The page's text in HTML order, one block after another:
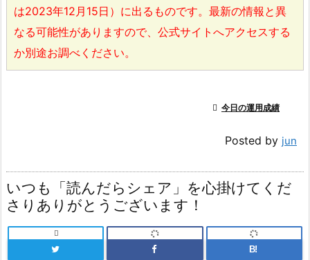
は2023年12月15日）に出るものです。最新の情報と異
なる可能性がありますので、公式サイトへアクセスする
か別途お調べください。
 今日の運用成績
Posted by jun
いつも「読んだらシェア」を心掛けてくだ
さりありがとうございます！

B!